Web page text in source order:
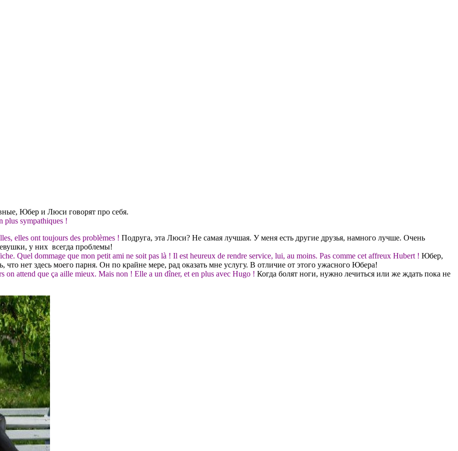
Юбер и Люси говорят про себя.
plus sympathiques !
elles ont toujours des problèmes ! Подруга, эта Люси? Не самая лучшая. У меня есть другие друзья, намного лучше. Очень
у них всегда проблемы!
Quel dommage que mon petit ami ne soit pas là ! Il est heureux de rendre service, lui, au moins. Pas comme cet affreux Hubert ! Юбер,
что нет здесь моего парня. Он по крайне мере, рад оказать мне услугу. В отличие от этого ужасного Юбера!
on attend que ça aille mieux. Mais non ! Elle a un dîner, et en plus avec Hugo ! Когда болят ноги, нужно лечиться или же ждать пока не